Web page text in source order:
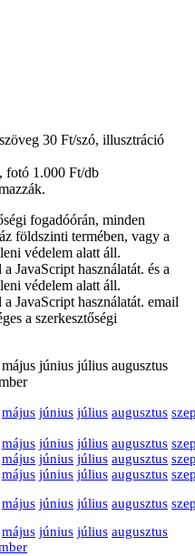
30 Ft/szó, illusztráció
fotó 1.000 Ft/db
fogadóórán, minden
földszinti termében, vagy a
védelem alatt áll.
JavaScript használatát. és a
védelem alatt áll.
JavaScript használatát. email
a szerkesztőségi
június július augusztus
május június július augusztus
május június július augusztus
május június július augusztus
május június július augusztus
május június július augusztus
május június július augusztus